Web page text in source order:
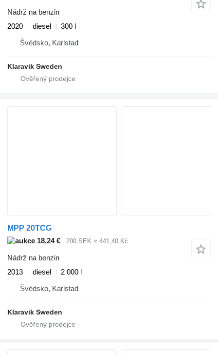
Nádrž na benzin
2020
diesel
300 l
Švédsko, Karlstad
Klaravik Sweden
MPP 20TCG
18,24 €
200 SEK ≈ 441,40 Kč
Nádrž na benzin
2013
diesel
2 000 l
Švédsko, Karlstad
Klaravik Sweden